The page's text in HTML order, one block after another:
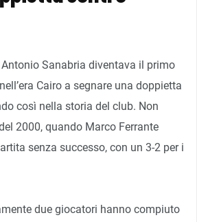
Sanabria diventava il primo
Cairo a segnare una doppietta
così nella storia del club. Non
2000, quando Marco Ferrante
senza successo, con un 3-2 per i
due giocatori hanno compiuto